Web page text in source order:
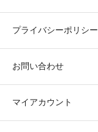
プライバシーポリシー
お問い合わせ
マイアカウント